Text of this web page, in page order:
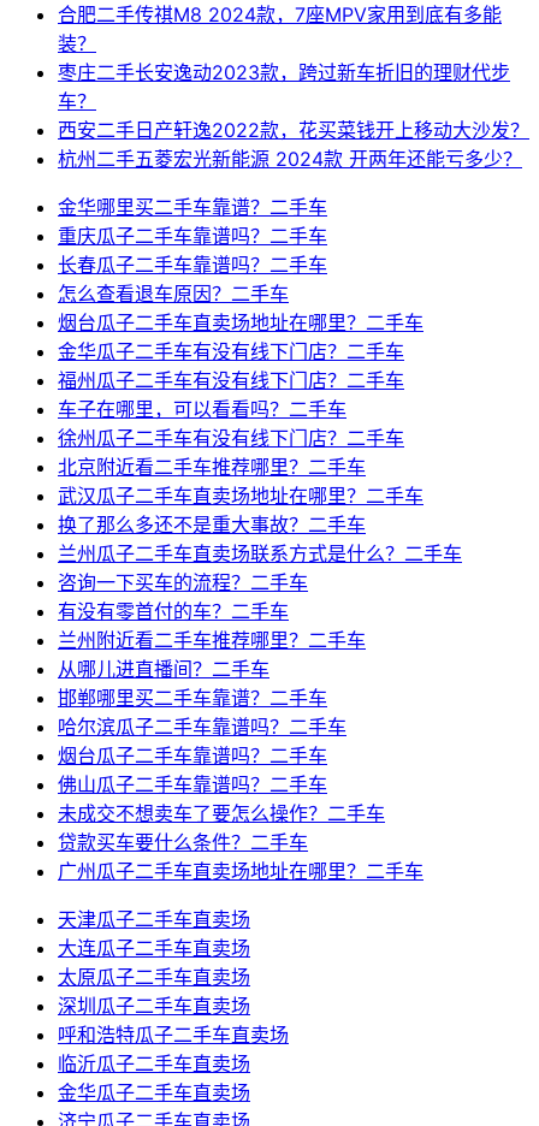
合肥二手传祺M8 2024款，7座MPV家用到底有多能
装？
枣庄二手长安逸动2023款，跨过新车折旧的理财代步
车？
西安二手日产轩逸2022款，花买菜钱开上移动大沙发？
杭州二手五菱宏光新能源 2024款 开两年还能亏多少？
金华哪里买二手车靠谱？二手车
重庆瓜子二手车靠谱吗？二手车
长春瓜子二手车靠谱吗？二手车
怎么查看退车原因？二手车
烟台瓜子二手车直卖场地址在哪里？二手车
金华瓜子二手车有没有线下门店？二手车
福州瓜子二手车有没有线下门店？二手车
车子在哪里，可以看看吗？二手车
徐州瓜子二手车有没有线下门店？二手车
北京附近看二手车推荐哪里？二手车
武汉瓜子二手车直卖场地址在哪里？二手车
换了那么多还不是重大事故？二手车
兰州瓜子二手车直卖场联系方式是什么？二手车
咨询一下买车的流程？二手车
有没有零首付的车？二手车
兰州附近看二手车推荐哪里？二手车
从哪儿进直播间？二手车
邯郸哪里买二手车靠谱？二手车
哈尔滨瓜子二手车靠谱吗？二手车
烟台瓜子二手车靠谱吗？二手车
佛山瓜子二手车靠谱吗？二手车
未成交不想卖车了要怎么操作？二手车
贷款买车要什么条件？二手车
广州瓜子二手车直卖场地址在哪里？二手车
天津瓜子二手车直卖场
大连瓜子二手车直卖场
太原瓜子二手车直卖场
深圳瓜子二手车直卖场
呼和浩特瓜子二手车直卖场
临沂瓜子二手车直卖场
金华瓜子二手车直卖场